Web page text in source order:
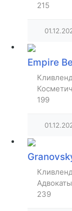
215
Empire
199
239